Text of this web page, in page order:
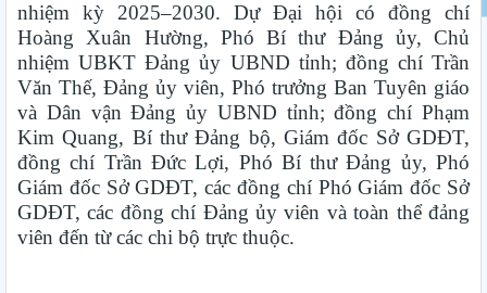
nhiệm kỳ 2025–2030. Dự Đại hội có đồng chí
Hoàng Xuân Hường, Phó Bí thư Đảng ủy, Chủ
nhiệm UBKT Đảng ủy UBND tỉnh; đồng chí Trần
Văn Thế, Đảng ủy viên, Phó trưởng Ban Tuyên giáo
và Dân vận Đảng ủy UBND tỉnh; đồng chí Phạm
Kim Quang, Bí thư Đảng bộ, Giám đốc Sở GDĐT,
đồng chí Trần Đức Lợi, Phó Bí thư Đảng ủy, Phó
Giám đốc Sở GDĐT, các đồng chí Phó Giám đốc Sở
GDĐT, các đồng chí Đảng ủy viên và toàn thể đảng
viên đến từ các chi bộ trực thuộc.